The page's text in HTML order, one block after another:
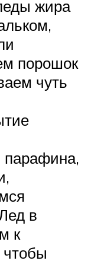
жира
порошок
чуть
парафина,
в
к